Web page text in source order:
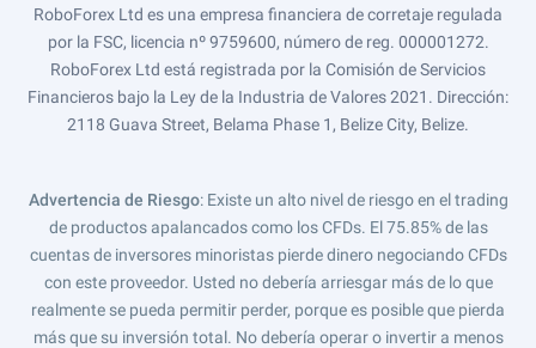
RoboForex Ltd es una empresa financiera de corretaje regulada
por la FSC, licencia nº 9759600, número de reg. 000001272.
RoboForex Ltd está registrada por la Comisión de Servicios
Financieros bajo la Ley de la Industria de Valores 2021. Dirección:
2118 Guava Street, Belama Phase 1, Belize City, Belize.
Advertencia de Riesgo: Existe un alto nivel de riesgo en el trading
de productos apalancados como los CFDs. El 75.85% de las
cuentas de inversores minoristas pierde dinero negociando CFDs
con este proveedor. Usted no debería arriesgar más de lo que
realmente se pueda permitir perder, porque es posible que pierda
más que su inversión total. No debería operar o invertir a menos